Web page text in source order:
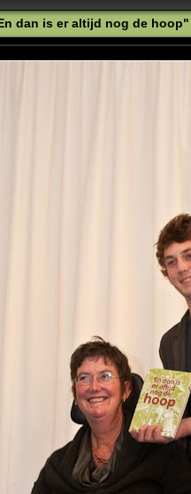
dan is er altijd nog de hoop"